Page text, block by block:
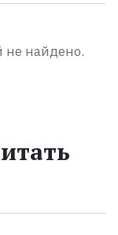
не найдено.